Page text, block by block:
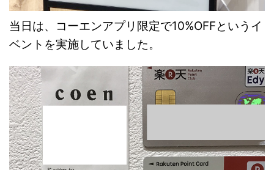
当日は、コーエンアプリ限定で10%OFFというイ
ベントを実施していました。